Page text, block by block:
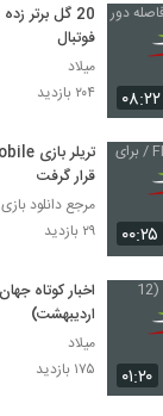
۰۸:۲۲
20 گل برتر
فوتبال
میلاد
۲۰۴ بازدید
۰۰:۲۵
قرار گرفت
مرجع دانلود بازی
۲۹ بازدید
۰۱:۲۰
اردیبهشت)
میلاد
۱۷۵ بازدید